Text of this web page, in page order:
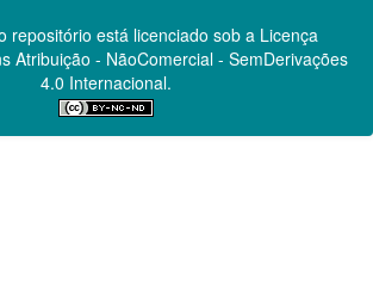
repositório está licenciado sob a Licença
Atribuição - NãoComercial - SemDerivações
4.0 Internacional.